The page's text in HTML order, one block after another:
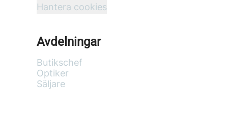
Hantera cookies
Avdelningar
Butikschef
Optiker
Säljare